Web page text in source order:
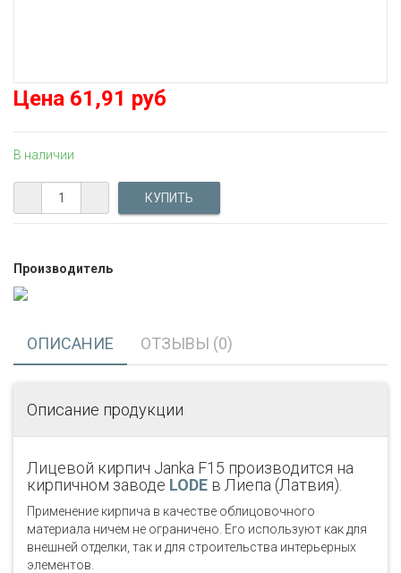
Цена 61,91 руб
В наличии
Производитель
ОПИСАНИЕ ОТЗЫВЫ (0)
Описание продукции
Лицевой кирпич Janka F15 производится на
кирпичном заводе LODE в Лиепа (Латвия).
Применение кирпича в качестве облицовочного
материала ничем не ограничено. Его используют как для
внешней отделки, так и для строительства интерьерных
элементов.